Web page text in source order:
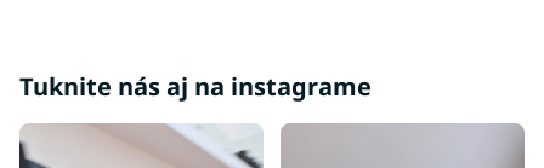
Tuknite nás aj na instagrame